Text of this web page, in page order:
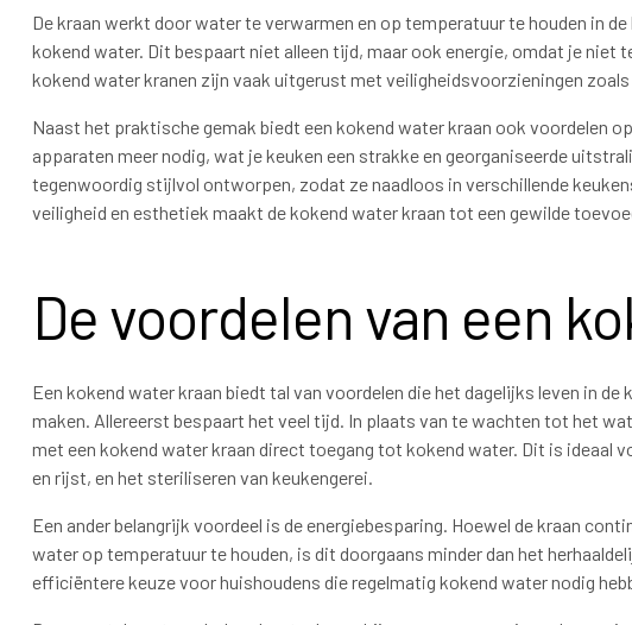
De kraan werkt door water te verwarmen en op temperatuur te houden in
kokend water. Dit bespaart niet alleen tijd, maar ook energie, omdat je niet
kokend water kranen zijn vaak uitgerust met veiligheidsvoorzieningen
Naast het praktische gemak biedt een kokend water kraan ook voordelen
apparaten meer nodig, wat je keuken een strakke en georganiseerde
tegenwoordig stijlvol ontworpen, zodat ze naadloos in verschillende
veiligheid en esthetiek maakt de kokend water kraan tot een gewilde
De voordelen van een
Een kokend water kraan biedt tal van voordelen die het dagelijks leven in
maken. Allereerst bespaart het veel tijd. In plaats van te wachten tot het
met een kokend water kraan direct toegang tot kokend water. Dit is ideaal
en rijst, en het steriliseren van keukengerei.
Een ander belangrijk voordeel is de energiebesparing. Hoewel de kraan
water op temperatuur te houden, is dit doorgaans minder dan het
efficiëntere keuze voor huishoudens die regelmatig kokend water nodig